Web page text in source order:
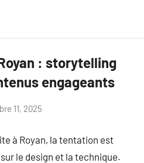
: storytelling
engageants
11, 2025
à Royan, la tentation est
le design et la technique.